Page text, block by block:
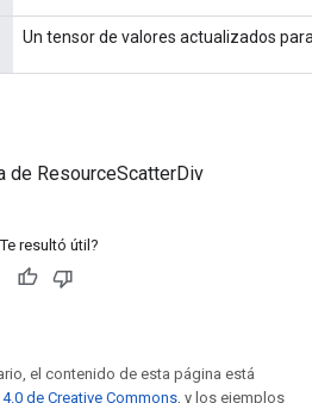
Un tensor de valores actualizados
de ResourceScatterDiv
resultó útil?
el contenido de esta página está
de Creative Commons, y los ejemplos